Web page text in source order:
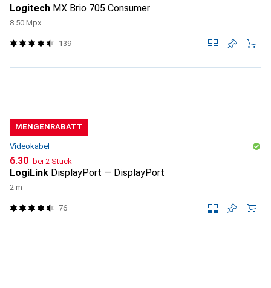
Logitech MX Brio 705 Consumer
8.50 Mpx
139
MENGENRABATT
Videokabel
CHF
6.30 bei 2 Stück
LogiLink DisplayPort — DisplayPort
2 m
76